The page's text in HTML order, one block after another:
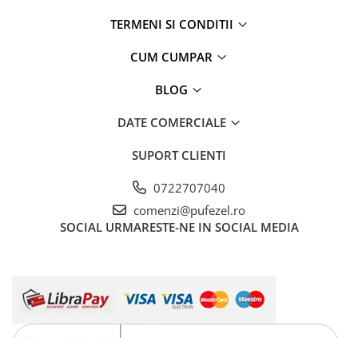
TERMENI SI CONDITII
CUM CUMPAR
BLOG
DATE COMERCIALE
SUPORT CLIENTI
0722707040
comenzi@pufezel.ro
SOCIAL URMARESTE-NE IN SOCIAL MEDIA